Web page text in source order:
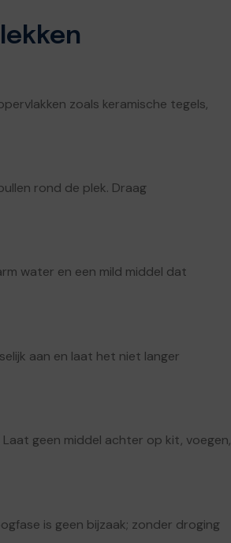
zoals keramische tegels,
rond de plek. Draag
water en een mild middel dat
aan en laat het niet langer
geen middel achter op kit, voegen,
is geen bijzaak; zonder droging